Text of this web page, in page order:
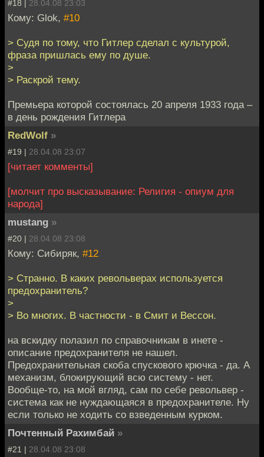
#18 | 28.04.08 23:03
Кому: Glok, #10
> Судя по тому, что Гитлер сделал с культурой,
фраза пришлась ему по душе.
>
> Раскрой тему.
Премьера которой состоялась 20 апреля 1933 года –
в день рождения Гитлера
RedWolf »
#19 | 28.04.08 23:07
[читает комменты]
[молчит про высказывание: Религия - опиум для
народа]
mustang »
#20 | 28.04.08 23:08
Кому: Сибиряк, #12
> Странно. В каких револьверах используется
предохранитель?
>
> Во многих. В частности - в Смит и Вессон.
на вскидку полазил по справочникам в инете -
описание предохранителя не нашел.
Предохранительная скоба спускового крючка - да. А
механизм, блокирующий всю систему - нет.
Вообще-то, на мой вгляд, сам по себе револьвер -
система как не нуждающаяся в предохранителе. Ну
если только не ходить со взведенным курком.
Почтенный Рахимбай »
#21 | 28.04.08 23:08